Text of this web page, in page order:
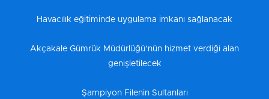
Havacılık eğitiminde uygulama imkanı sağlanacak
Akçakale Gümrük Müdürlüğü’nün hizmet verdiği alan
genişletilecek
Şampiyon Filenin Sultanları